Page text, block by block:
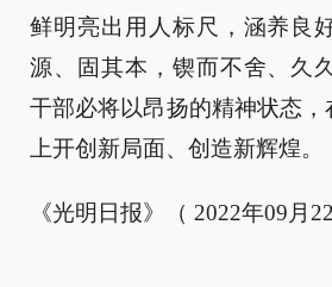
鲜明亮出用人标尺，涵养良
源、固其本，锲而不舍、久
干部必将以昂扬的精神状态，
上开创新局面、创造新辉煌。
《光明日报》（ 2022年09月